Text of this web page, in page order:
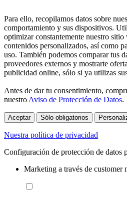
Para ello, recopilamos datos sobre
comportamiento y sus dispositivos.
optimizar constantemente nuestro
contenidos personalizados, así como
uso. También podemos comparar tus
proveedores externos y mostrarte
publicidad online, sólo si ya utilizas
Antes de dar tu consentimiento,
nuestro Aviso de Protección de Datos.
Aceptar Sólo obligatorios
Nuestra política de privacidad
Configuración de protección de datos
Marketing a través de customer